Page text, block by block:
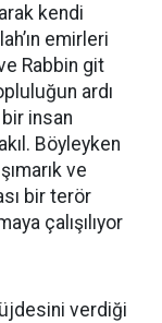
kendi
emirleri
Rabbin git
ardı
insan
Böyleyken
ve
bir terör
çalışılıyor
verdiği